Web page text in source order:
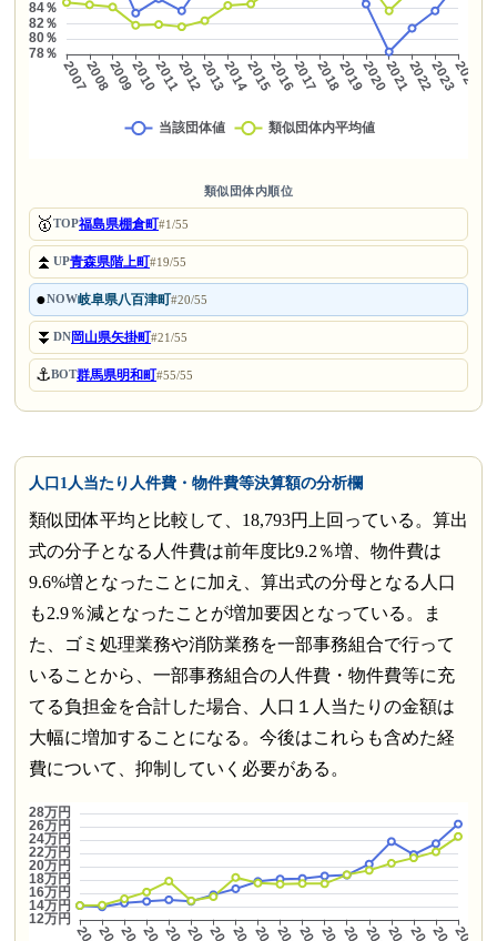
類似団体内順位
🥇TOP福島県棚倉町#1/55
⏫UP青森県階上町#19/55
●NOW岐阜県八百津町#20/55
⏬DN岡山県矢掛町#21/55
⚓BOT群馬県明和町#55/55
人口1人当たり人件費・物件費等決算額の分析欄
類似団体平均と比較して、18,793円上回っている。算出
式の分子となる人件費は前年度比9.2％増、物件費は
9.6%増となったことに加え、算出式の分母となる人口
も2.9％減となったことが増加要因となっている。ま
た、ゴミ処理業務や消防業務を一部事務組合で行って
いることから、一部事務組合の人件費・物件費等に充
てる負担金を合計した場合、人口１人当たりの金額は
大幅に増加することになる。今後はこれらも含めた経
費について、抑制していく必要がある。